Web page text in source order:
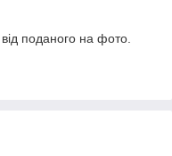
поданого на фото.